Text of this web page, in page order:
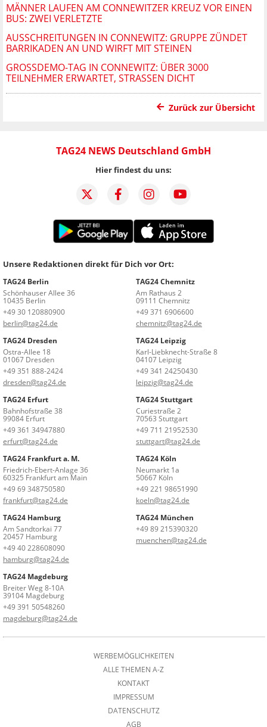
MÄNNER LAUFEN AM CONNEWITZER KREUZ VOR EINEN
BUS: ZWEI VERLETZTE
AUSSCHREITUNGEN IN CONNEWITZ: GRUPPE ZÜNDET
BARRIKADEN AN UND WIRFT MIT STEINEN
GROSSDEMO-TAG IN CONNEWITZ: ÜBER 3000 T
EILNEHMER ERWARTET, STRASSEN DICHT
Zurück zur Übersicht
TAG24 NEWS Deutschland GmbH
Hier findest du uns:
Unsere Redaktionen direkt für Dich vor Ort:
TAG24 Berlin
Schönhauser Allee 36
10435 Berlin
+49 30 120880900
berlin@tag24.de
TAG24 Chemnitz
Am Rathaus 2
09111 Chemnitz
+49 371 6906600
chemnitz@tag24.de
TAG24 Dresden
Ostra-Allee 18
01067 Dresden
+49 351 888-2424
dresden@tag24.de
TAG24 Leipzig
Karl-Liebknecht-Straße 8
04107 Leipzig
+49 341 24250430
leipzig@tag24.de
TAG24 Erfurt
Bahnhofstraße 38
99084 Erfurt
+49 361 34947880
erfurt@tag24.de
TAG24 Stuttgart
Curiestraße 2
70563 Stuttgart
+49 711 21952530
stuttgart@tag24.de
TAG24 Frankfurt a. M.
Friedrich-Ebert-Anlage 36
60325 Frankfurt am Main
+49 69 348750580
frankfurt@tag24.de
TAG24 Köln
Neumarkt 1a
50667 Köln
+49 221 98651990
koeln@tag24.de
TAG24 Hamburg
Am Sandtorkai 77
20457 Hamburg
+49 40 228608090
hamburg@tag24.de
TAG24 München
+49 89 215390320
muenchen@tag24.de
TAG24 Magdeburg
Breiter Weg 8-10A
39104 Magdeburg
+49 391 50548260
magdeburg@tag24.de
WERBEMÖGLICHKEITEN
ALLE THEMEN A-Z
KONTAKT
IMPRESSUM
DATENSCHUTZ
AGB